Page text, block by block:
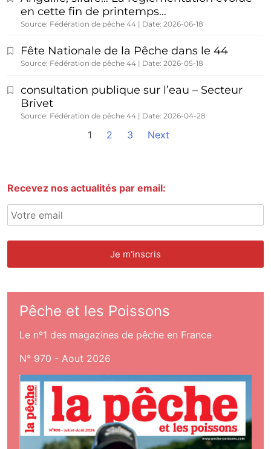
en cette fin de printemps…
Source: Fédération de pêche 44 Date: 2026-06-18
Fête Nationale de la Pêche dans le 44
Source: Fédération de pêche 44 Date: 2026-05-18
consultation publique sur l’eau – Secteur
Brivet
Source: Fédération de pêche 44 Date: 2026-04-28
1 2 3 Next
Recevez nos actualités par email:
Pêche et les Poissons
Le nº1 des magazines de pêche en France
N° 970 - Aout 2026